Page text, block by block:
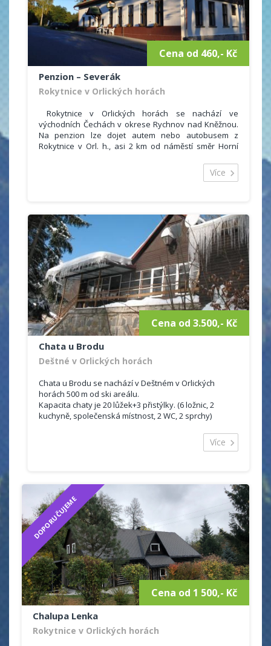
Cena od 460,- Kč
Penzion – Severák
Rokytnice v Orlických horách
Rokytnice v Orlických horách se nachází ve
východních Čechách v okrese Rychnov nad Kněžnou.
Na penzion lze dojet autem nebo autobusem z
Rokytnice v Orl. h., asi 2 km od náměstí směr Horní
Rodinný penzion nabízí ubytování s celoročním
provozem. Ubytování je vhodné pro páry, rodiny s
zařízením (uyvdlo, WC, sprchový kout). Příjemné
posezení s přáteli na mansardě s balkonem.
Parkování přímo u ubjektu, dobrá dostupnost i v zimě.
Více
Cena od 3.500,- Kč
Chata u Brodu
Deštné v Orlických horách
Chata u Brodu se nachází v Deštném v Orlických
horách 500 m od ski areálu.
Kapacita chaty je 20 lůžek+3 přistýlky. (6 ložnic, 2
kuchyně, společenská místnost, 2 WC, 2 sprchy)
Deštné v Orlických horách je oblíbené zimní středisko
s vybudovanou infrastrukturou a velmi dobře
za památkami a zajímavými místy.
Více
DOPORUČUJEME
Cena od 1 500,- Kč
Chalupa Lenka
Rokytnice v Orlických horách